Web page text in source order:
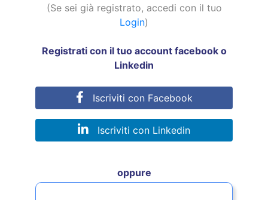
(Se sei già registrato, accedi con il tuo
Login)
Registrati con il tuo account facebook o
Linkedin
Iscriviti con Facebook
Iscriviti con Linkedin
oppure